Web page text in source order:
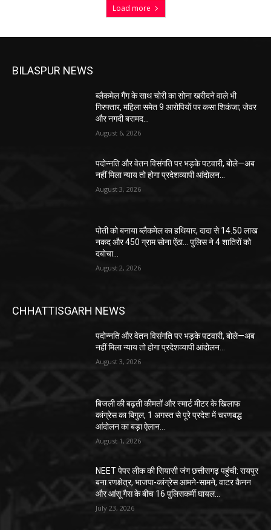
Load more
BILASPUR NEWS
ब्लैकमेल गैंग के साथ चोरी का सोना खरीदने वाले भी
गिरफ्तार, महिला समेत 9 आरोपियों पर कसा शिकंजा; जेवर
और नगदी बरामद…
August 6, 2026
पदोन्नति और वेतन विसंगति पर भड़के पटवारी, बोले—अब
नहीं मिला न्याय तो होगा प्रदेशव्यापी आंदोलन…
August 3, 2026
पोती को बनाया ब्लैकमेल का हथियार, दादा से 14.50 लाख
नकद और 450 ग्राम सोना ऐंठा… पुलिस ने 4 शातिरों को
दबोचा…
August 2, 2026
CHHATTISGARH NEWS
पदोन्नति और वेतन विसंगति पर भड़के पटवारी, बोले—अब
नहीं मिला न्याय तो होगा प्रदेशव्यापी आंदोलन…
August 3, 2026
बिजली की बढ़ती कीमतों और स्मार्ट मीटर के खिलाफ
कांग्रेस का बिगुल, 1 अगस्त से पूरे प्रदेश में चरणबद्ध
आंदोलन का बड़ा ऐलान…
August 1, 2026
NEET पेपर लीक की सियासी जंग छत्तीसगढ़ पहुंची: रायपुर
बना रणक्षेत्र, भाजपा-कांग्रेस आमने-सामने, वाटर कैनन
और आंसू गैस के बीच 16 पुलिसकर्मी घायल…
July 23, 2026